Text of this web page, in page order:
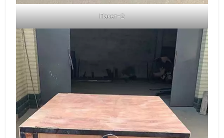
Пакет-2